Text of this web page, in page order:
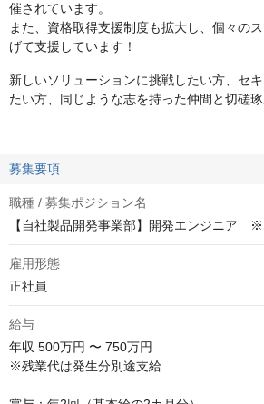
催されています。
また、資格取得支援制度も拡大し、個々の
げて支援しています！
新しいソリューションに挑戦したい方、セ
たい方、同じような志を持った仲間と切磋
募集要項
職種 / 募集ポジション名
【自社製品開発事業部】開発エンジニア
雇用形態
正社員
給与
年収 500万円 〜 750万円
※残業代は発生分別途支給